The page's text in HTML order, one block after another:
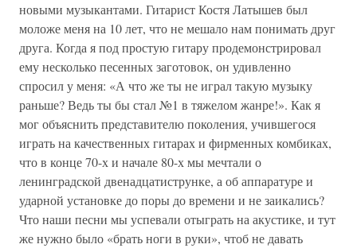
новыми музыкантами. Гитарист Костя Латышев был
моложе меня на 10 лет, что не мешало нам понимать друг
друга. Когда я под простую гитару продемонстрировал
ему несколько песенных заготовок, он удивленно
спросил у меня: «А что же ты не играл такую музыку
раньше? Ведь ты бы стал №1 в тяжелом жанре!». Как я
мог объяснить представителю поколения, учившегося
играть на качественных гитарах и фирменных комбиках,
что в конце 70-х и начале 80-х мы мечтали о
ленинградской двенадцатиструнке, а об аппаратуре и
ударной установке до поры до времени и не заикались?
Что наши песни мы успевали отыграть на акустике, и тут
же нужно было «брать ноги в руки», чтоб не давать